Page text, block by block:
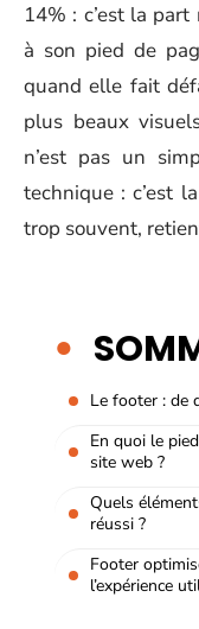
14% : c’est la
à son pied de
quand elle fait
plus beaux
n’est pas un
technique : c’est
trop souvent,
Le footer : de
En quoi le
site web ?
Quels
réussi ?
Footer
l’expérience